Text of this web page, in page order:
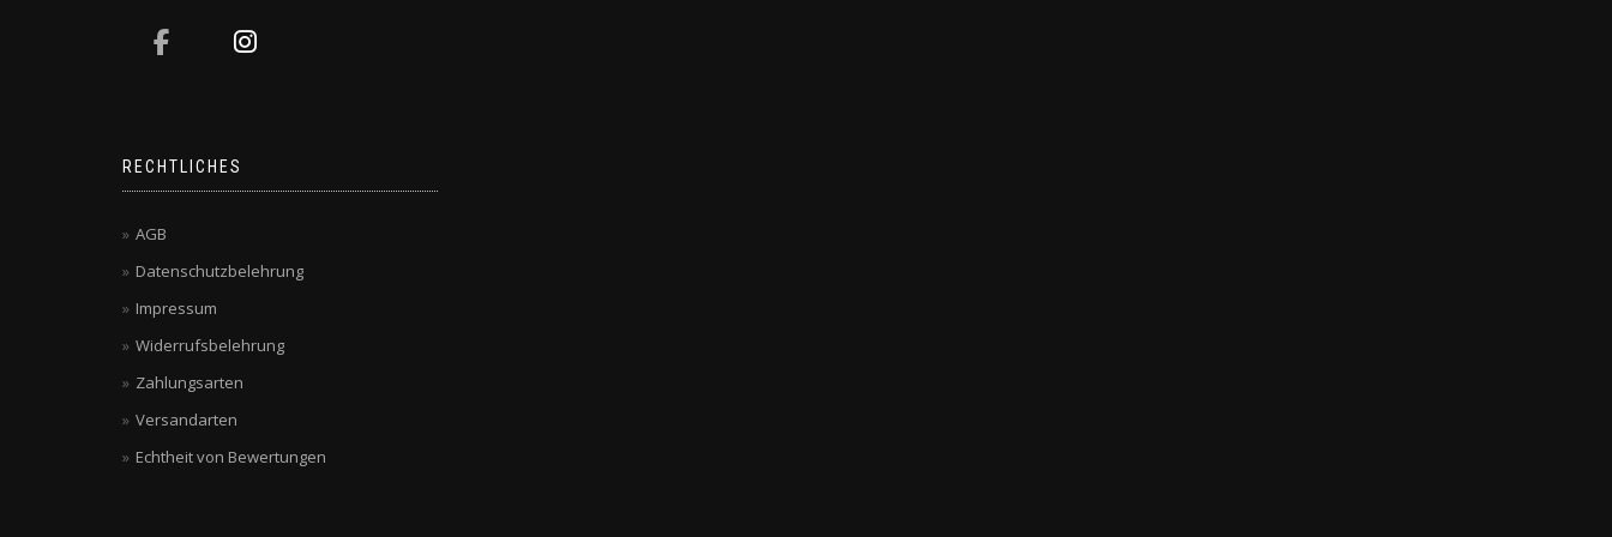
RECHTLICHES
AGB
Datenschutzbelehrung
Impressum
Widerrufsbelehrung
Zahlungsarten
Versandarten
Echtheit von Bewertungen